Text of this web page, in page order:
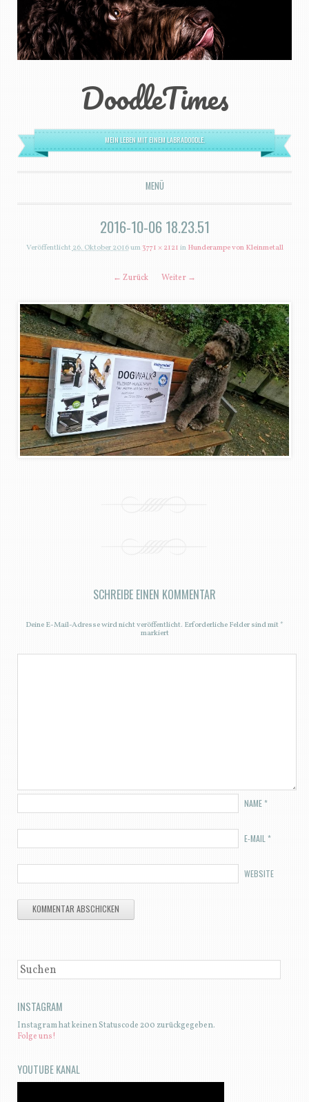
DoodleTimes
MEIN LEBEN MIT EINEM LABRADOODLE.
MENÜ
ZUM INHALT SPRINGEN
2016-10-06 18.23.51
Veröffentlicht26. Oktober 2016um3771 × 2121inHunderampe von Kleinmetall
← Zurück Weiter →
SCHREIBE EINEN KOMMENTAR
Deine E-Mail-Adresse wird nicht veröffentlicht. Erforderliche Felder sind mit*
markiert
NAME*
E-MAIL *
WEBSITE
SUCHEN
INSTAGRAM
Instagram hat keinen Statuscode 200 zurückgegeben.
Folge uns!
YOUTUBE KANAL